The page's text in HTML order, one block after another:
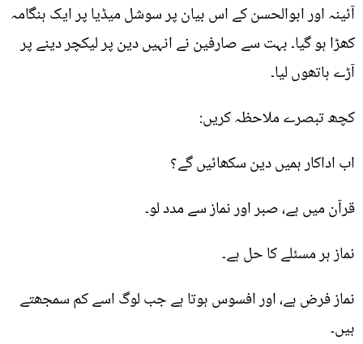
آئینہ اور ابوالحسن کے اس بیان پر سوشل میڈیا پر ایک ہنگامہ
کھڑا ہو گیا۔ بہت سے صارفین نے انہیں دین پر لیکچر دینے پر
آڑے ہاتھوں لیا۔
کچھ تبصرے ملاحظہ کریں:
اب اداکار ہمیں دین سکھائیں گے؟
قرآن میں ہے، صبر اور نماز سے مدد لو۔
نماز ہر مسئلے کا حل ہے۔
نماز فرض ہے، اور افسوس ہوتا ہے جب لوگ اسے کم سمجھتے
ہیں۔